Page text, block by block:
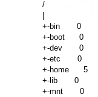
/
+-bin       0
+-boot      0
+-dev       0
+-etc       0
+-home      5
+-lib       0
+-mnt       0